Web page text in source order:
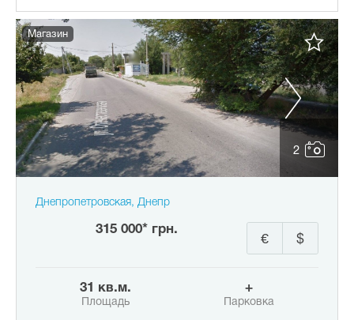
2
Магазин
Днепропетровская, Днепр
315 000* грн.
$
€
31 кв.м.
Площадь
+
Парковка